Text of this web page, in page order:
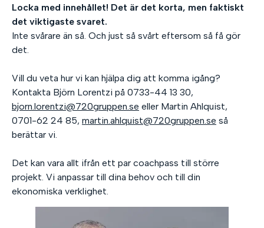
Locka med innehållet! Det är det korta, men faktiskt
det viktigaste svaret.
Inte svårare än så. Och just så svårt eftersom så få gör
det.
Vill du veta hur vi kan hjälpa dig att komma igång?
Kontakta Björn Lorentzi på 0733-44 13 30,
bjorn.lorentzi@720gruppen.se eller Martin Ahlquist,
0701-62 24 85, martin.ahlquist@720gruppen.se så
berättar vi.
Det kan vara allt ifrån ett par coachpass till större
projekt. Vi anpassar till dina behov och till din
ekonomiska verklighet.